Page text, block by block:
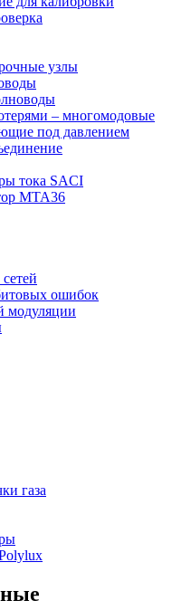
узлы
– многомодовые
под давлением
тока SACI
MTA36
ошибок
модуляции
газа